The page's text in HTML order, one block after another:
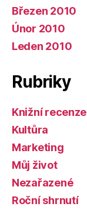
Březen 2010
Únor 2010
Leden 2010
Rubriky
Knižní recenze
Kultůra
Marketing
Můj život
Nezařazené
Roční shrnutí